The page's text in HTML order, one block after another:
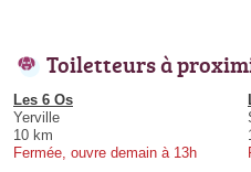
Toiletteurs à
Les 6 Os
Yerville
10 km
Fermée, ouvre demain à 13h